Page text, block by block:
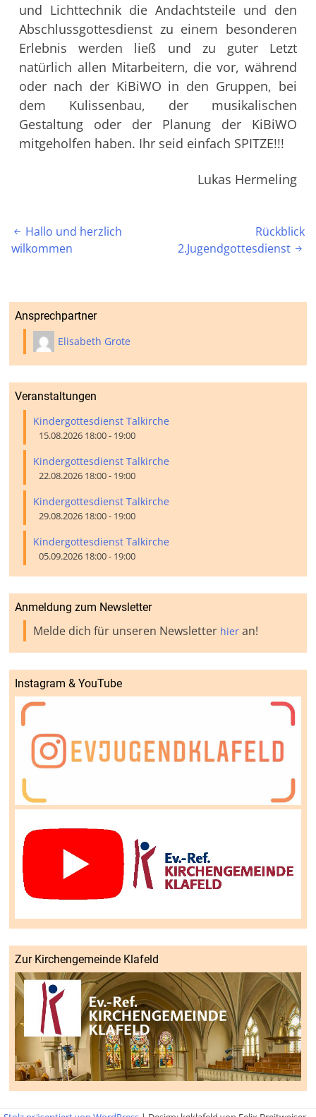
und Lichttechnik die Andachtsteile und den
Abschlussgottesdienst zu einem besonderen
Erlebnis werden ließ und zu guter Letzt
natürlich allen Mitarbeitern, die vor, während
oder nach der KiBiWO in den Gruppen, bei
dem Kulissenbau, der musikalischen
Gestaltung oder der Planung der KiBiWO
mitgeholfen haben. Ihr seid einfach SPITZE!!!
Lukas Hermeling
Beitragsnavigation
 Hallo und herzlich
wilkommen
Rückblick
2.Jugendgottesdienst 
Ansprechpartner
Elisabeth Grote
Veranstaltungen
Kindergottesdienst Talkirche
15.08.2026 18:00 - 19:00
Kindergottesdienst Talkirche
22.08.2026 18:00 - 19:00
Kindergottesdienst Talkirche
29.08.2026 18:00 - 19:00
Kindergottesdienst Talkirche
05.09.2026 18:00 - 19:00
Anmeldung zum Newsletter
Melde dich für unseren Newsletter hier an!
Instagram & YouTube
Zur Kirchengemeinde Klafeld